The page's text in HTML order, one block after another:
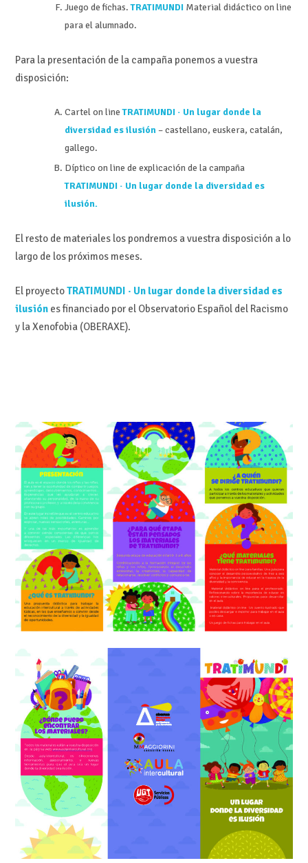
Juego de fichas.TRATIMUNDI Material didáctico on line
para el alumnado.
Para la presentación de la campaña ponemos a vuestra
disposición:
Cartel on lineTRATIMUNDI · Un lugar donde la
diversidad es ilusión – castellano, euskera, catalán,
gallego.
Díptico on line de explicación de la campaña
TRATIMUNDI · Un lugar donde la diversidad es
ilusión.
El resto de materiales los pondremos a vuestra disposición a lo
largo de los próximos meses.
El proyectoTRATIMUNDI · Un lugar donde la diversidad es
ilusiónes financiado por el Observatorio Español del Racismo
y la Xenofobia (OBERAXE).